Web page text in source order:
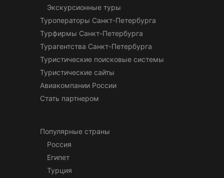
Экскурсионные туры
Туроператоры Санкт-Петербурга
Турфирмы Санкт-Петербурга
Турагентства Санкт-Петербурга
Туристические поисковые системы
Туристические сайты
Авиакомпании России
Стать партнером
Популярные страны
Россия
Египет
Турция